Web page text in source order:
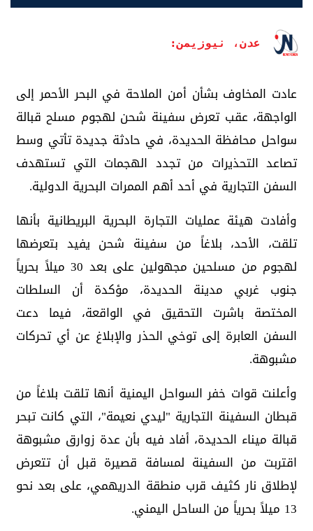
عدن، نيوزيمن:
عادت المخاوف بشأن أمن الملاحة في البحر الأحمر إلى
الواجهة، عقب تعرض سفينة شحن لهجوم مسلح قبالة
سواحل محافظة الحديدة، في حادثة جديدة تأتي وسط
تصاعد التحذيرات من تجدد الهجمات التي تستهدف
السفن التجارية في أحد أهم الممرات البحرية الدولية.
وأفادت هيئة عمليات التجارة البحرية البريطانية بأنها
تلقت، الأحد، بلاغاً من سفينة شحن يفيد بتعرضها
لهجوم من مسلحين مجهولين على بعد 30 ميلاً بحرياً
جنوب غربي مدينة الحديدة، مؤكدة أن السلطات
المختصة باشرت التحقيق في الواقعة، فيما دعت
السفن العابرة إلى توخي الحذر والإبلاغ عن أي تحركات
مشبوهة.
وأعلنت قوات خفر السواحل اليمنية أنها تلقت بلاغاً من
قبطان السفينة التجارية "ليدي نعيمة"، التي كانت تبحر
قبالة ميناء الحديدة، أفاد فيه بأن عدة زوارق مشبوهة
اقتربت من السفينة لمسافة قصيرة قبل أن تتعرض
لإطلاق نار كثيف قرب منطقة الدريهمي، على بعد نحو
13 ميلاً بحرياً من الساحل اليمني.